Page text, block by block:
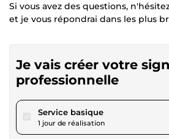
Si vous avez des questions,
et je vous répondrai dans les plus
Je vais créer votre
professionnelle
Service basiquepour 17,34 $US
1 jour de réalisation